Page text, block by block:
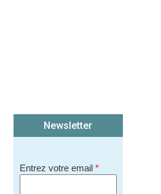
Newsletter
Entrez votre email *